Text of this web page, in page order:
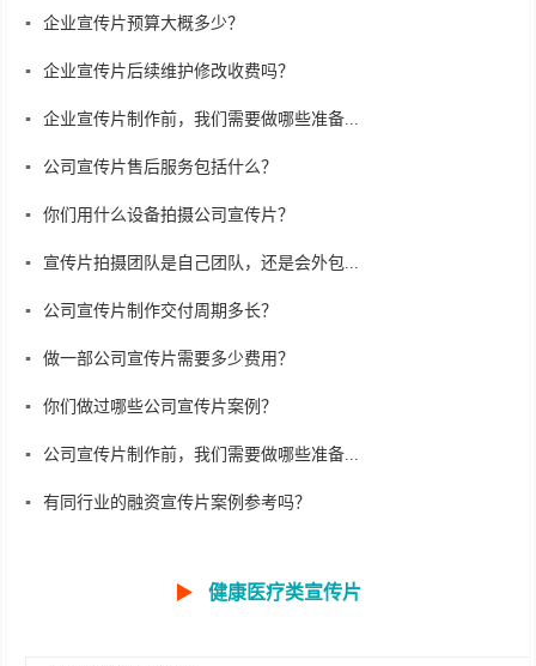
企业宣传片预算大概多少？
企业宣传片后续维护修改收费吗？
企业宣传片制作前，我们需要做哪些准备...
公司宣传片售后服务包括什么？
你们用什么设备拍摄公司宣传片？
宣传片拍摄团队是自己团队，还是会外包...
公司宣传片制作交付周期多长？
做一部公司宣传片需要多少费用？
你们做过哪些公司宣传片案例？
公司宣传片制作前，我们需要做哪些准备...
有同行业的融资宣传片案例参考吗？
▶ 健康医疗类宣传片